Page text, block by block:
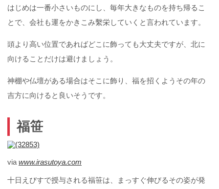
はじめは一番小さいものにし、毎年大きなものを持ち帰るこ
とで、会社も運をかきこみ繫栄していくと言われています。
頭より高い位置であればどこに飾っても大丈夫ですが、北に
向けることだけは避けましょう。
神棚や仏壇がある場合はそこに飾り、福を招くようその年の
吉方に向けると良いそうです。
福笹
via www.irasutoya.com
十日えびすで授与される福笹は、まっすぐ伸びるその姿が発